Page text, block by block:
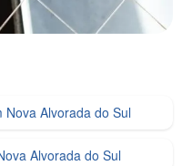
Alvorada do Sul
Alvorada do Sul